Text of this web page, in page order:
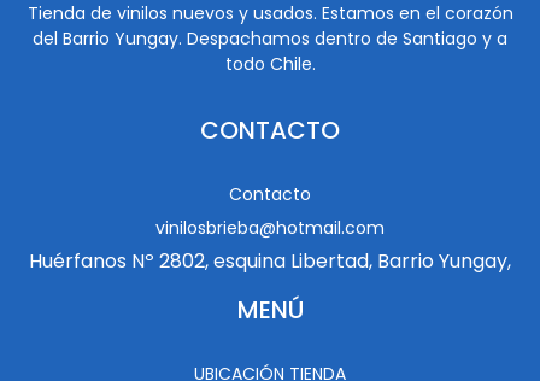
Tienda de vinilos nuevos y usados. Estamos en el corazón
del Barrio Yungay. Despachamos dentro de Santiago y a
todo Chile.
CONTACTO
Contacto
vinilosbrieba@hotmail.com
Huérfanos Nº 2802, esquina Libertad, Barrio Yungay,
MENÚ
UBICACIÓN TIENDA